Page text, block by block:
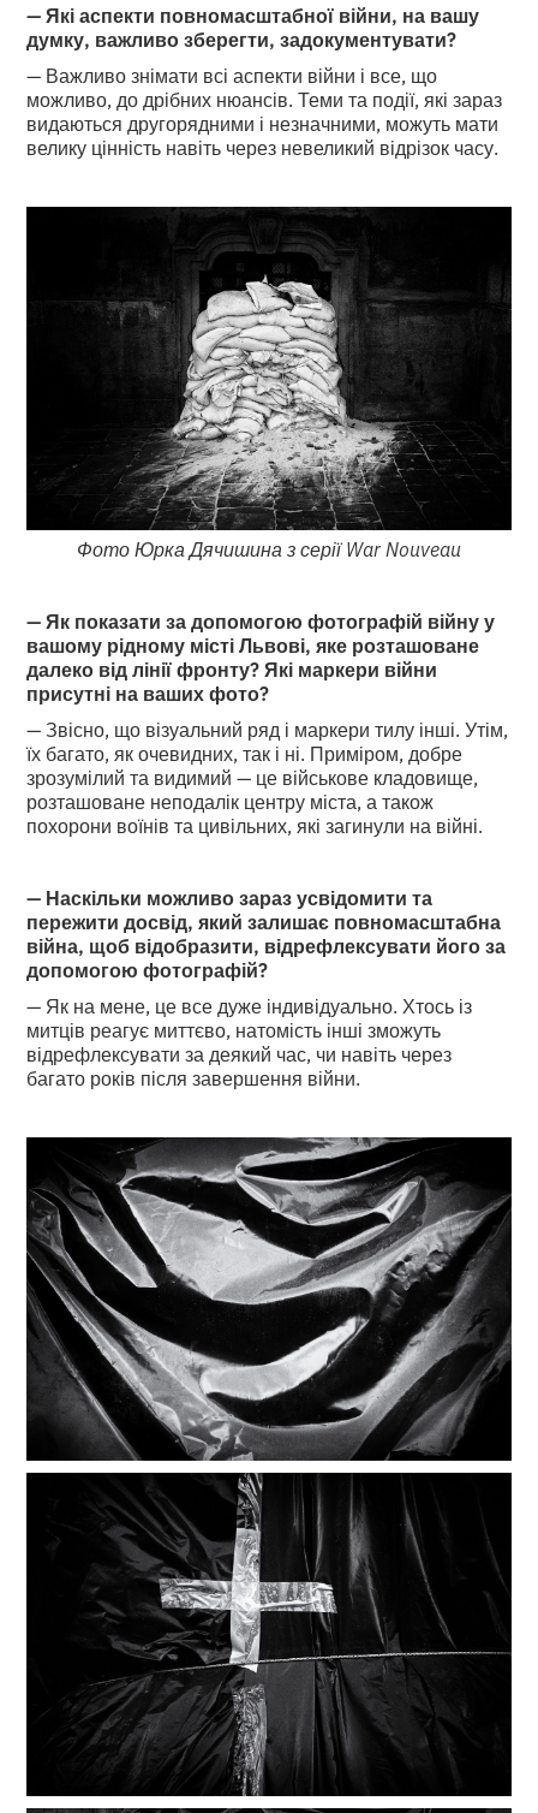
— Які аспекти повномасштабної війни, на вашу
думку, важливо зберегти, задокументувати?
— Важливо знімати всі аспекти війни і все, що
можливо, до дрібних нюансів. Теми та події, які зараз
видаються другорядними і незначними, можуть мати
велику цінність навіть через невеликий відрізок часу.
Фото Юрка Дячишина з серії War Nouveau
— Як показати за допомогою фотографій війну у
вашому рідному місті Львові, яке розташоване
далеко від лінії фронту? Які маркери війни
присутні на ваших фото?
— Звісно, що візуальний ряд і маркери тилу інші. Утім,
їх багато, як очевидних, так і ні. Приміром, добре
зрозумілий та видимий — це військове кладовище,
розташоване неподалік центру міста, а також
похорони воїнів та цивільних, які загинули на війні.
— Наскільки можливо зараз усвідомити та
пережити досвід, який залишає повномасштабна
війна, щоб відобразити, відрефлексувати його за
допомогою фотографій?
— Як на мене, це все дуже індивідуально. Хтось із
митців реагує миттєво, натомість інші зможуть
відрефлексувати за деякий час, чи навіть через
багато років після завершення війни.